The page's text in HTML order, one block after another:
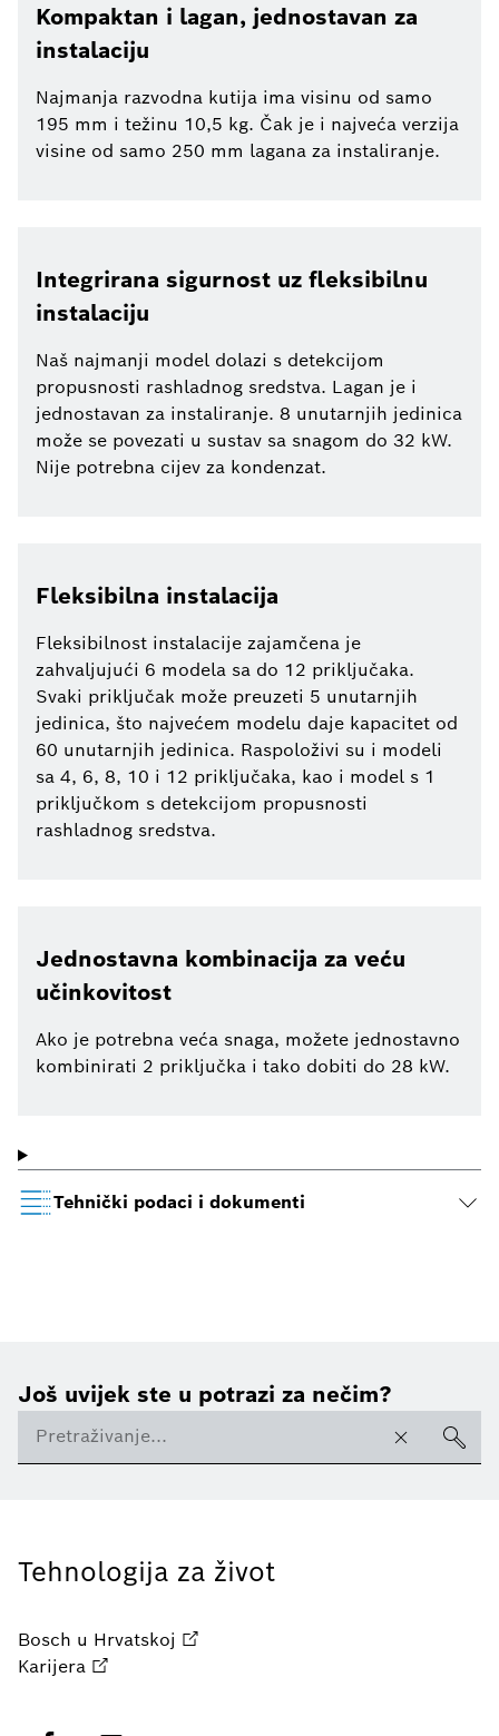
Kompaktan i lagan, jednostavan za
instalaciju
Najmanja razvodna kutija ima visinu od samo
195 mm i težinu 10,5 kg. Čak je i najveća verzija
visine od samo 250 mm lagana za instaliranje.
Integrirana sigurnost uz fleksibilnu
instalaciju
Naš najmanji model dolazi s detekcijom
propusnosti rashladnog sredstva. Lagan je i
jednostavan za instaliranje. 8 unutarnjih jedinica
može se povezati u sustav sa snagom do 32 kW.
Nije potrebna cijev za kondenzat.
Fleksibilna instalacija
Fleksibilnost instalacije zajamčena je
zahvaljujući 6 modela sa do 12 priključaka.
Svaki priključak može preuzeti 5 unutarnjih
jedinica, što najvećem modelu daje kapacitet od
60 unutarnjih jedinica. Raspoloživi su i modeli
sa 4, 6, 8, 10 i 12 priključaka, kao i model s 1
priključkom s detekcijom propusnosti
rashladnog sredstva.
Jednostavna kombinacija za veću
učinkovitost
Ako je potrebna veća snaga, možete jednostavno
kombinirati 2 priključka i tako dobiti do 28 kW.
Tehnički podaci i dokumenti
Još uvijek ste u potrazi za nečim?
Tehnologija za život
Bosch u Hrvatskoj
Karijera